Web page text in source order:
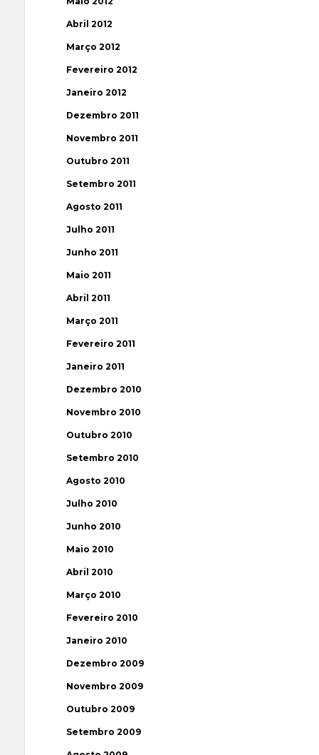
Abril 2012
Março 2012
Fevereiro 2012
Janeiro 2012
Dezembro 2011
Novembro 2011
Outubro 2011
Setembro 2011
Agosto 2011
Julho 2011
Junho 2011
Maio 2011
Abril 2011
Março 2011
Fevereiro 2011
Janeiro 2011
Dezembro 2010
Novembro 2010
Outubro 2010
Setembro 2010
Agosto 2010
Julho 2010
Junho 2010
Maio 2010
Abril 2010
Março 2010
Fevereiro 2010
Janeiro 2010
Dezembro 2009
Novembro 2009
Outubro 2009
Setembro 2009